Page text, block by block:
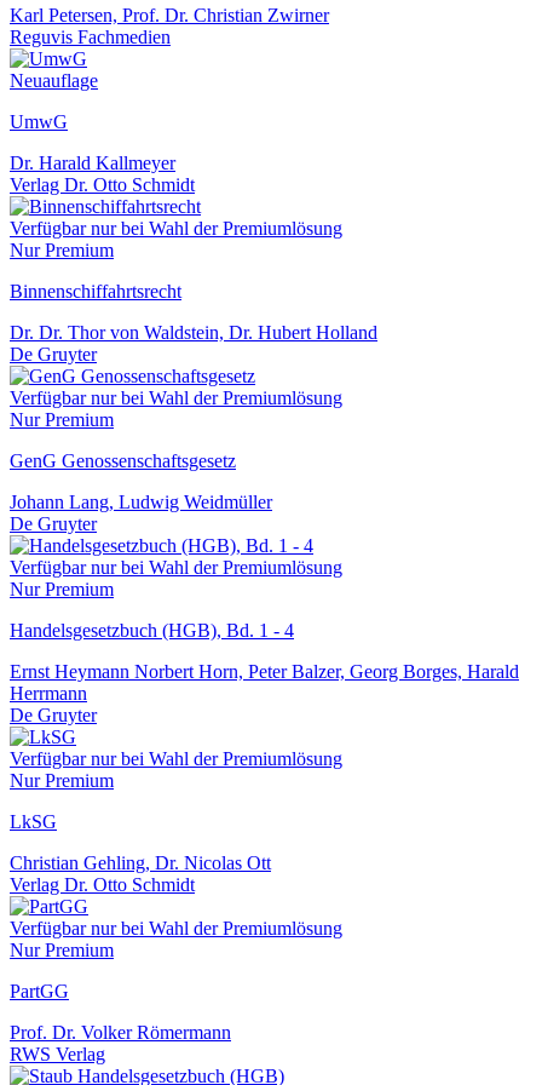
Karl Petersen, Prof. Dr. Christian Zwirner
Reguvis Fachmedien
Neuauflage
UmwG
Dr. Harald Kallmeyer
Verlag Dr. Otto Schmidt
Verfügbar nur bei Wahl der Premiumlösung
Nur Premium
Binnenschiffahrtsrecht
Dr. Dr. Thor von Waldstein, Dr. Hubert Holland
De Gruyter
Verfügbar nur bei Wahl der Premiumlösung
Nur Premium
GenG Genossenschaftsgesetz
Johann Lang, Ludwig Weidmüller
De Gruyter
Verfügbar nur bei Wahl der Premiumlösung
Nur Premium
Handelsgesetzbuch (HGB), Bd. 1 - 4
Ernst Heymann Norbert Horn, Peter Balzer, Georg Borges, Harald
Herrmann
De Gruyter
Verfügbar nur bei Wahl der Premiumlösung
Nur Premium
LkSG
Christian Gehling, Dr. Nicolas Ott
Verlag Dr. Otto Schmidt
Verfügbar nur bei Wahl der Premiumlösung
Nur Premium
PartGG
Prof. Dr. Volker Römermann
RWS Verlag